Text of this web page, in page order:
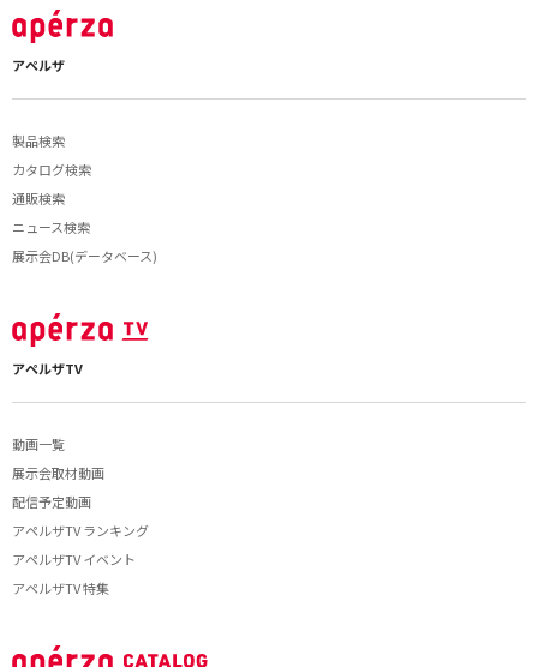
アペルザ
製品検索
カタログ検索
通販検索
ニュース検索
展示会DB(データベース)
アペルザTV
動画一覧
展示会取材動画
配信予定動画
アペルザTV ランキング
アペルザTV イベント
アペルザTV 特集